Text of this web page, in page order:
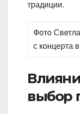
традиции.
Фото
с концерта
выбор